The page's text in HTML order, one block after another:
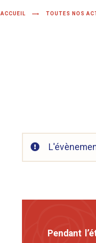
ACCUEIL TOUTES NOS
Pendant